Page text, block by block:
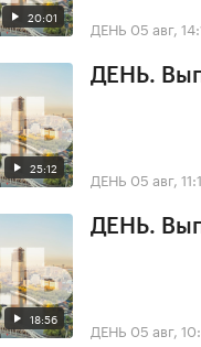
20:01 ДЕНЬ 05 авг,
25:12
ДЕНЬ.
ДЕНЬ 05 авг,
18:56
ДЕНЬ.
ДЕНЬ 05 авг,